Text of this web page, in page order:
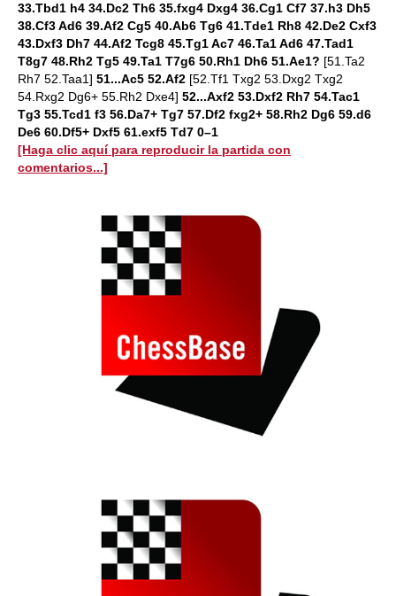
33.Tbd1 h4 34.Dc2 Th6 35.fxg4 Dxg4 36.Cg1 Cf7 37.h3 Dh5
38.Cf3 Ad6 39.Af2 Cg5 40.Ab6 Tg6 41.Tde1 Rh8 42.De2 Cxf3
43.Dxf3 Dh7 44.Af2 Tcg8 45.Tg1 Ac7 46.Ta1 Ad6 47.Tad1
T8g7 48.Rh2 Tg5 49.Ta1 T7g6 50.Rh1 Dh6 51.Ae1? [51.Ta2
Rh7 52.Taa1] 51...Ac5 52.Af2 [52.Tf1 Txg2 53.Dxg2 Txg2
54.Rxg2 Dg6+ 55.Rh2 Dxe4] 52...Axf2 53.Dxf2 Rh7 54.Tac1
Tg3 55.Tcd1 f3 56.Da7+ Tg7 57.Df2 fxg2+ 58.Rh2 Dg6 59.d6
De6 60.Df5+ Dxf5 61.exf5 Td7 0–1
[Haga clic aquí para reproducir la partida con
comentarios...]